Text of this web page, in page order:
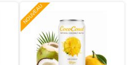
NOUVEAU